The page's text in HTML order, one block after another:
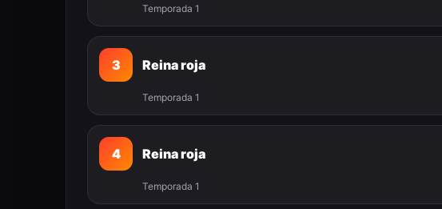
Temporada 1
3 Reina roja
Temporada 1
4 Reina roja
Temporada 1